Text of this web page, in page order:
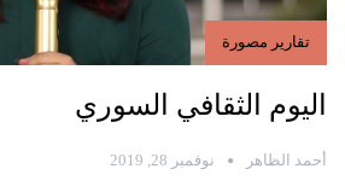
تقارير مصورة
اليوم الثقافي السوري
أحمد الظاهر نوفمبر 28, 2019